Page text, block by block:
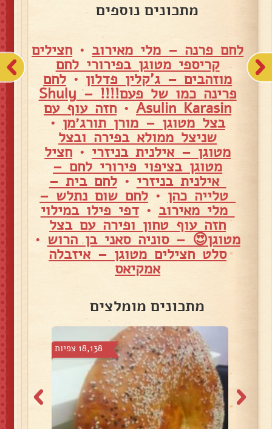
מתכונים נוספים
לחם פרנה – מלי מאירוב • חצילים
קריספי מטוגן בפירורי לחם
מוזהבים – ג'קלין פדלון • לחם
פרינה כמו של פעם!!!! – Shuly
Asulin Karasin
• חזה עוף עם
בצל מטוגן – מורן תורג׳מן •
שניצל ממולא בפירה ובצל
מטוגן – אילנית בניזרי • חציל
מטוגן בציפוי פירורי לחם –
אילנית בניזרי •לחם בית –
טלייה כהן • לחם שום נתלש –
מלי מאירוב •דפי פילו במילוי
חזה עוף טחון ופירה עם בצל
מטוגן😍 – סוניה סאני בן הרוש •
סלט חצילים מטוגן – איזבלה
אמקיאס
מתכונים מומלצים
18,138 צפיות